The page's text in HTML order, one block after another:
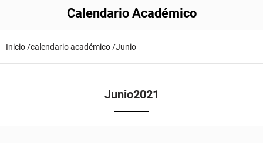
Calendario Académico
Inicio / calendario académico / Junio
Junio2021